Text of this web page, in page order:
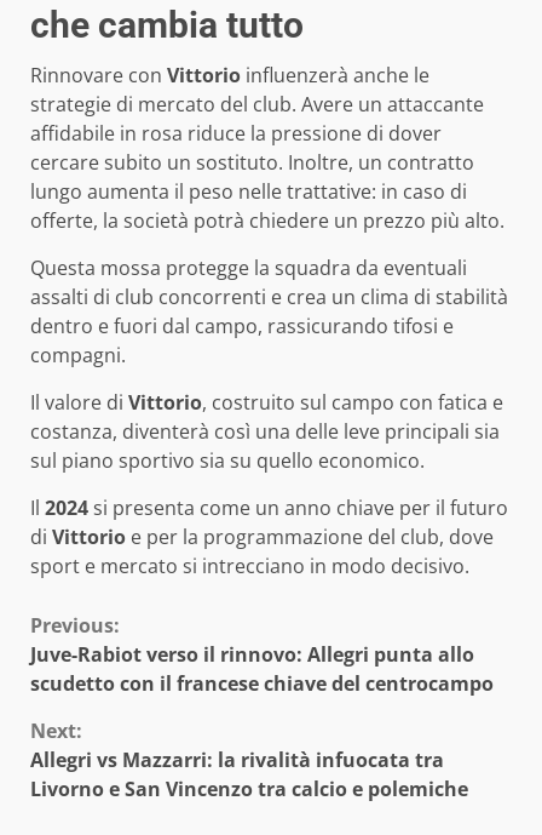
che cambia tutto
Rinnovare con Vittorio influenzerà anche le
strategie di mercato del club. Avere un attaccante
affidabile in rosa riduce la pressione di dover
cercare subito un sostituto. Inoltre, un contratto
lungo aumenta il peso nelle trattative: in caso di
offerte, la società potrà chiedere un prezzo più alto.
Questa mossa protegge la squadra da eventuali
assalti di club concorrenti e crea un clima di stabilità
dentro e fuori dal campo, rassicurando tifosi e
compagni.
Il valore di Vittorio, costruito sul campo con fatica e
costanza, diventerà così una delle leve principali sia
sul piano sportivo sia su quello economico.
Il 2024si presenta come un anno chiave per il futuro
di Vittorio e per la programmazione del club, dove
sport e mercato si intrecciano in modo decisivo.
Continue
Reading
Previous:
Juve-Rabiot verso il rinnovo: Allegri punta allo
scudetto con il francese chiave del centrocampo
Next:
Allegri vs Mazzarri: la rivalità infuocata tra
Livorno e San Vincenzo tra calcio e polemiche